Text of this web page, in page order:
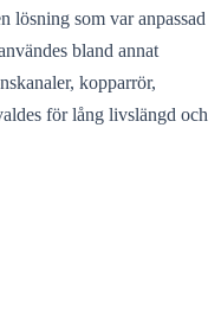
lösning som var anpassad
bland annat
kopparrör,
för lång livslängd och